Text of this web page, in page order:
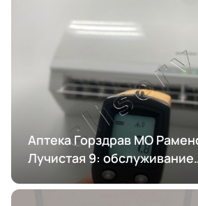
Аптека Горздрав МО
Лучистая 9: обслуживание
кондиционирования